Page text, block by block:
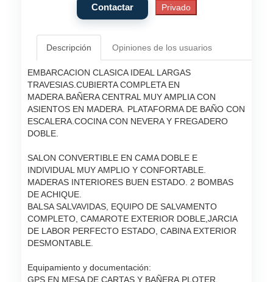
Descripción Opiniones de los usuarios
EMBARCACION CLASICA IDEAL LARGAS
TRAVESIAS.CUBIERTA COMPLETA EN
MADERA.BAÑERA CENTRAL MUY AMPLIA CON
ASIENTOS EN MADERA. PLATAFORMA DE BAÑO CON
ESCALERA.COCINA CON NEVERA Y FREGADERO
DOBLE.
SALON CONVERTIBLE EN CAMA DOBLE E
INDIVIDUAL MUY AMPLIO Y CONFORTABLE.
MADERAS INTERIORES BUEN ESTADO. 2 BOMBAS
DE ACHIQUE.
BALSA SALVAVIDAS, EQUIPO DE SALVAMENTO
COMPLETO, CAMAROTE EXTERIOR DOBLE,JARCIA
DE LABOR PERFECTO ESTADO, CABINA EXTERIOR
DESMONTABLE.
Equipamiento y documentación:
GPS EN MESA DE CARTAS Y BAÑERA,PLOTER,